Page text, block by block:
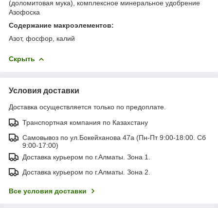
(доломитовая мука), комплексное минеральное удобрение
Азофоска
Содержание макроэлементов:
Азот, фосфор, калий
Скрыть
Условия доставки
Доставка осуществляется только по предоплате.
Транспортная компания по Казахстану
Самовывоз по ул.Бокейханова 47а (Пн-Пт 9:00-18:00. Сб
9:00-17:00)
Доставка курьером по г.Алматы. Зона 1.
Доставка курьером по г.Алматы. Зона 2.
Все условия доставки